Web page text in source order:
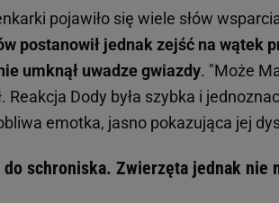
pojawiło się wiele słów
postanowił jednak zejść na wątek
umknął uwadze gwiazdy. "Może
Reakcja Dody była szybka i
emotka, jasno pokazująca jej
do schroniska. Zwierzęta jednak